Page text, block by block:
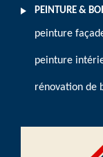
PEINTURE &
peinture
peinture
rénovation de